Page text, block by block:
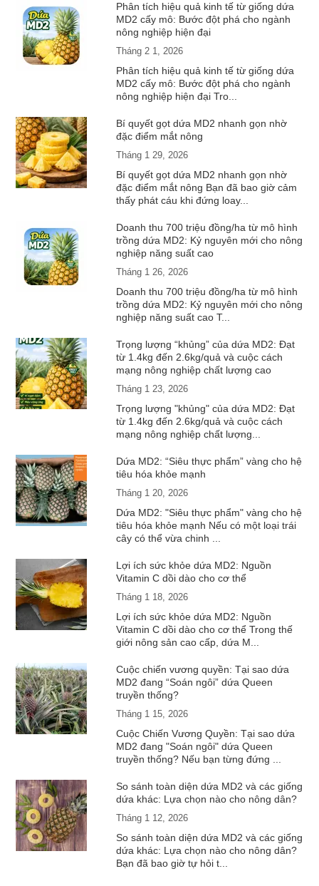
Phân tích hiệu quả kinh tế từ giống dứa
MD2 cấy mô: Bước đột phá cho ngành
nông nghiệp hiện đại
Tháng 2 1, 2026
Phân tích hiệu quả kinh tế từ giống dứa
MD2 cấy mô: Bước đột phá cho ngành
nông nghiệp hiện đại Tro...
Bí quyết gọt dứa MD2 nhanh gọn nhờ
đặc điểm mắt nông
Tháng 1 29, 2026
Bí quyết gọt dứa MD2 nhanh gọn nhờ
đặc điểm mắt nông Bạn đã bao giờ cảm
thấy phát cáu khi đứng loay...
Doanh thu 700 triệu đồng/ha từ mô hình
trồng dứa MD2: Kỷ nguyên mới cho nông
nghiệp năng suất cao
Tháng 1 26, 2026
Doanh thu 700 triệu đồng/ha từ mô hình
trồng dứa MD2: Kỷ nguyên mới cho nông
nghiệp năng suất cao T...
Trọng lượng “khủng” của dứa MD2: Đạt
từ 1.4kg đến 2.6kg/quả và cuộc cách
mạng nông nghiệp chất lượng cao
Tháng 1 23, 2026
Trọng lượng "khủng" của dứa MD2: Đạt
từ 1.4kg đến 2.6kg/quả và cuộc cách
mạng nông nghiệp chất lượng...
Dứa MD2: “Siêu thực phẩm” vàng cho hệ
tiêu hóa khỏe mạnh
Tháng 1 20, 2026
Dứa MD2: "Siêu thực phẩm" vàng cho hệ
tiêu hóa khỏe mạnh Nếu có một loại trái
cây có thể vừa chinh ...
Lợi ích sức khỏe dứa MD2: Nguồn
Vitamin C dồi dào cho cơ thể
Tháng 1 18, 2026
Lợi ích sức khỏe dứa MD2: Nguồn
Vitamin C dồi dào cho cơ thể Trong thế
giới nông sản cao cấp, dứa M...
Cuộc chiến vương quyền: Tại sao dứa
MD2 đang “Soán ngôi” dứa Queen
truyền thống?
Tháng 1 15, 2026
Cuộc Chiến Vương Quyền: Tại sao dứa
MD2 đang "Soán ngôi" dứa Queen
truyền thống? Nếu bạn từng đứng ...
So sánh toàn diện dứa MD2 và các giống
dứa khác: Lựa chọn nào cho nông dân?
Tháng 1 12, 2026
So sánh toàn diện dứa MD2 và các giống
dứa khác: Lựa chọn nào cho nông dân?
Bạn đã bao giờ tự hỏi t...